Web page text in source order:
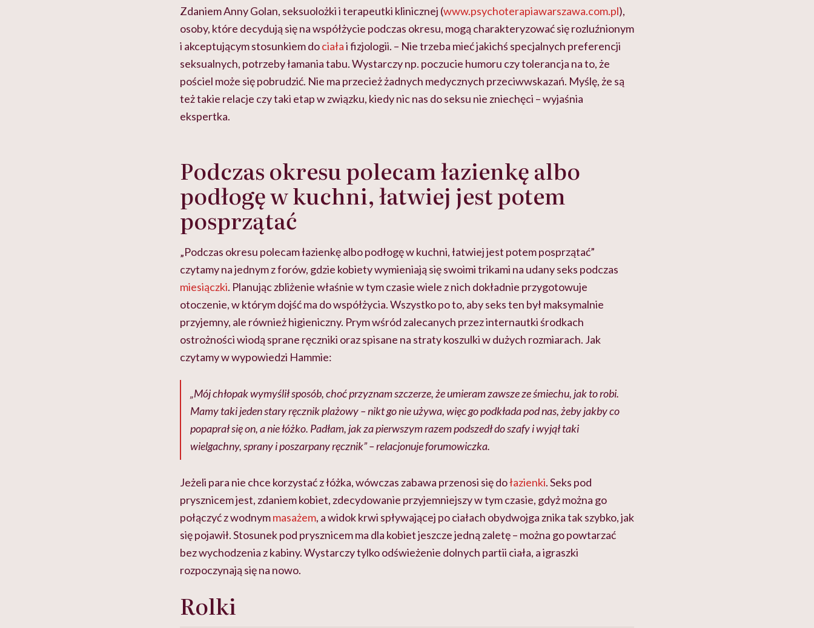
Zdaniem Anny Golan, seksuolożki i terapeutki klinicznej (www.psychoterapiawarszawa.com.pl),
osoby, które decydują się na współżycie podczas okresu, mogą charakteryzować się rozluźnionym
i akceptującym stosunkiem dociałai fizjologii. – Nie trzeba mieć jakichś specjalnych preferencji
seksualnych, potrzeby łamania tabu. Wystarczy np. poczucie humoru czy tolerancja na to, że
pościel może się pobrudzić. Nie ma przecież żadnych medycznych przeciwwskazań. Myślę, że są
też takie relacje czy taki etap w związku, kiedy nic nas do seksu nie zniechęci – wyjaśnia
ekspertka.
Podczas okresu polecam łazienkę albo
podłogę w kuchni, łatwiej jest potem
posprzątać
„Podczas okresu polecam łazienkę albo podłogę w kuchni, łatwiej jest potem posprzątać”
czytamy na jednym z forów, gdzie kobiety wymieniają się swoimi trikami na udany seks podczas
miesiączki. Planując zbliżenie właśnie w tym czasie wiele z nich dokładnie przygotowuje
otoczenie, w którym dojść ma do współżycia. Wszystko po to, aby seks ten był maksymalnie
przyjemny, ale również higieniczny. Prym wśród zalecanych przez internautki środkach
ostrożności wiodą sprane ręczniki oraz spisane na straty koszulki w dużych rozmiarach. Jak
czytamy w wypowiedzi Hammie:
„Mój chłopak wymyślił sposób, choć przyznam szczerze, że umieram zawsze ze śmiechu, jak to robi.
Mamy taki jeden stary ręcznik plażowy – nikt go nie używa, więc go podkłada pod nas, żeby jakby co
popaprał się on, a nie łóżko. Padłam, jak za pierwszym razem podszedł do szafy i wyjął taki
wielgachny, sprany i poszarpany ręcznik” – relacjonuje forumowiczka.
Jeżeli para nie chce korzystać z łóżka, wówczas zabawa przenosi się dołazienki. Seks pod
prysznicem jest, zdaniem kobiet, zdecydowanie przyjemniejszy w tym czasie, gdyż można go
połączyć z wodnymmasażem, a widok krwi spływającej po ciałach obydwojga znika tak szybko, jak
się pojawił. Stosunek pod prysznicem ma dla kobiet jeszcze jedną zaletę – można go powtarzać
bez wychodzenia z kabiny. Wystarczy tylko odświeżenie dolnych partii ciała, a igraszki
rozpoczynają się na nowo.
Rolki